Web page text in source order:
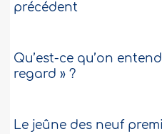
précédent
Qu’est-ce qu’on
regard » ?
Le jeûne des neuf